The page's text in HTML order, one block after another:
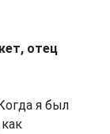
отец
я был